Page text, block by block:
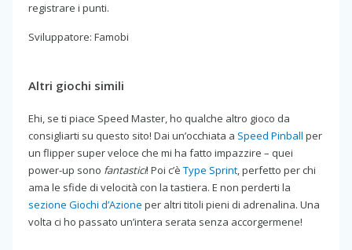
registrare i punti.
Sviluppatore: Famobi
Altri giochi simili
Ehi, se ti piace Speed Master, ho qualche altro gioco da
consigliarti su questo sito! Dai un’occhiata a Speed Pinball per
un flipper super veloce che mi ha fatto impazzire – quei
power-up sono fantastici! Poi c’è Type Sprint, perfetto per chi
ama le sfide di velocità con la tastiera. E non perderti la
sezione Giochi d’Azione per altri titoli pieni di adrenalina. Una
volta ci ho passato un’intera serata senza accorgermene!